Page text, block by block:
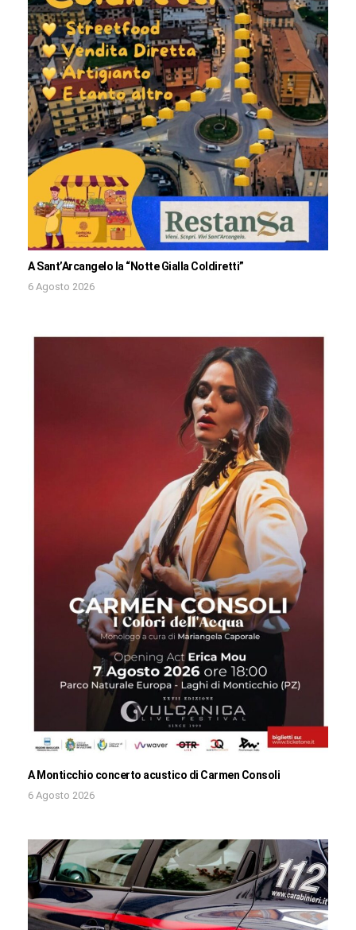
A Sant’Arcangelo la “Notte Gialla Coldiretti”
6 Agosto 2026
A Monticchio concerto acustico di Carmen Consoli
6 Agosto 2026